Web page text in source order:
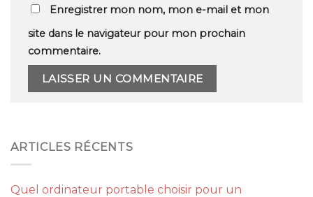
Enregistrer mon nom, mon e-mail et mon
site dans le navigateur pour mon prochain
commentaire.
ARTICLES RÉCENTS
Quel ordinateur portable choisir pour un